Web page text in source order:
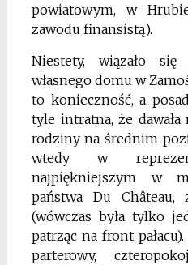
powiatowym, w
zawodu finansistą).
Niestety, wiązało
własnego domu w
to konieczność, a
tyle intratna, że
rodziny na średnim
wtedy w
najpiękniejszym w
państwa Du Château,
(wówczas była tylko
patrząc na front
parterowy,